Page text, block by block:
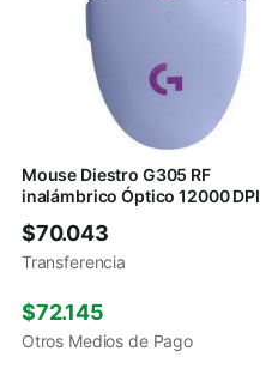
Mouse Diestro G305 RF
inalámbrico Óptico 12000 DPI
$70.043
Transferencia
$72.145
Otros Medios de Pago